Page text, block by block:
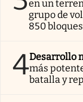
en un
grupo de
850
4Desarrollo
más
batalla y